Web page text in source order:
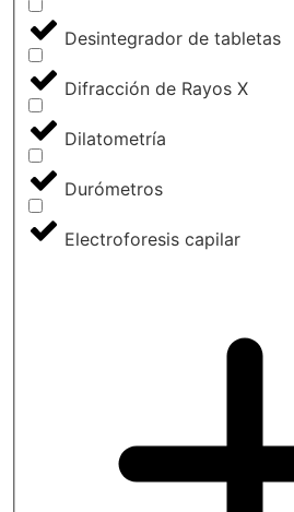
Desintegrador de tabletas
Difracción de Rayos X
Dilatometría
Durómetros
Electroforesis capilar